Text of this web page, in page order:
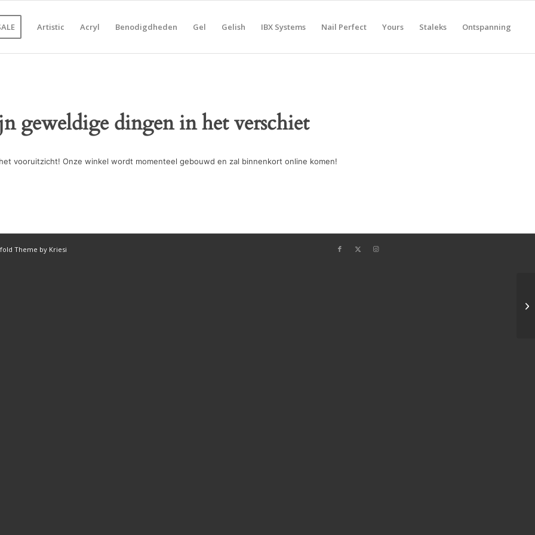
Artistic Acryl Benodigdheden Gel Gelish IBX Systems Nail Perfect Yours Staleks Ontspanning
geweldige dingen in het verschiet
vooruitzicht! Onze winkel wordt momenteel gebouwd en zal binnenkort online komen!
Theme by Kriesi